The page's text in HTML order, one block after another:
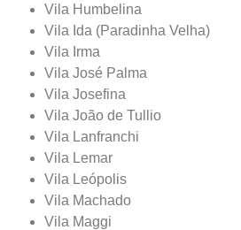
Vila Humbelina
Vila Ida (Paradinha Velha)
Vila Irma
Vila José Palma
Vila Josefina
Vila João de Tullio
Vila Lanfranchi
Vila Lemar
Vila Leópolis
Vila Machado
Vila Maggi